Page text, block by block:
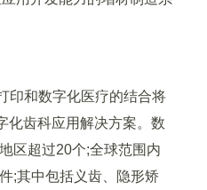
和数字化医疗的结合将
化齿科应用解决方案。数
区超过20个;全球范围内
;其中包括义齿、隐形矫